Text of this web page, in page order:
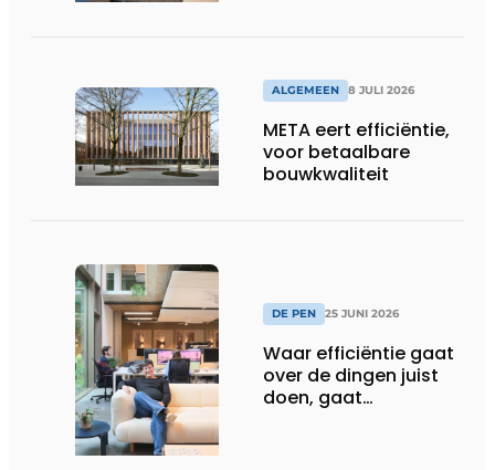
ALGEMEEN 8 JULI 2026
META eert efficiëntie,
voor betaalbare
bouwkwaliteit
DE PEN 25 JUNI 2026
Waar efficiëntie gaat
over de dingen juist
doen, gaat